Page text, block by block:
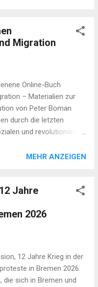
Wir unterstützen dieses
Frieden.
Migration
Online-Buch
– Materialien zur
von Peter Boman
durch die letzten
und revolutionären
Peter Boman und
der Subjektivität
Kämpfen.
Textes ist es,
als Triebfeder
verflochtenen
im Alltag der
So gelingt es, die
MEHR ANZEIGEN
Jahre
2026
12 Jahre Krieg in der
in Bremen 2026:
die sich in Bremen und